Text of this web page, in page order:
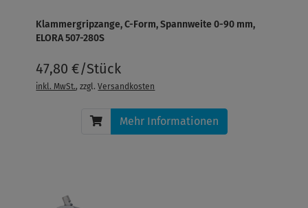
Klammergripzange, C-Form, Spannweite 0-90 mm,
ELORA 507-280S
47,80 €/Stück
inkl. MwSt., zzgl.Versandkosten
Mehr Informationen